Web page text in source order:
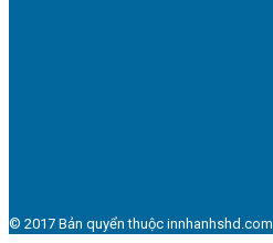
© 2017 Bản quyển thuộc innhanhshd.com.